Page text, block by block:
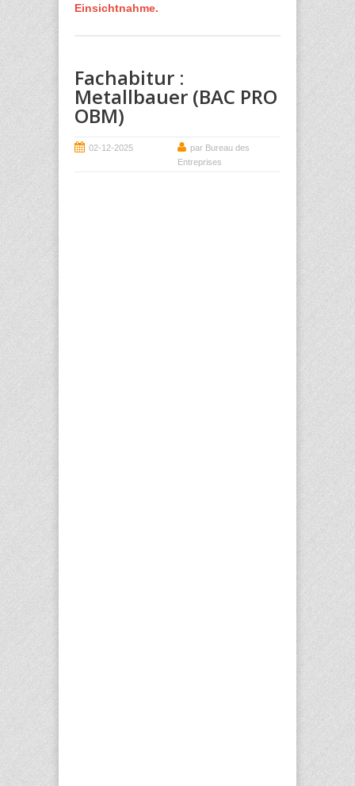
Einsichtnahme.
Fachabitur :
Metallbauer (BAC PRO
OBM)
02-12-2025
par Bureau des
Entreprises